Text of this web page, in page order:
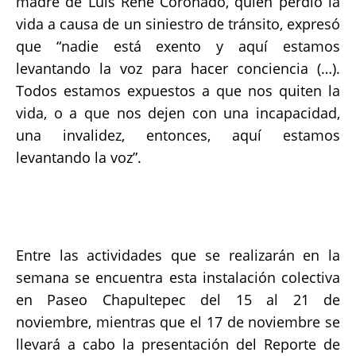
vida a causa de un siniestro de tránsito, expresó
que “nadie está exento y aquí estamos
levantando la voz para hacer conciencia (…).
Todos estamos expuestos a que nos quiten la
vida, o a que nos dejen con una incapacidad,
una invalidez, entonces, aquí estamos
levantando la voz”.
Entre las actividades que se realizarán en la
semana se encuentra esta instalación colectiva
en Paseo Chapultepec del 15 al 21 de
noviembre, mientras que el 17 de noviembre se
llevará a cabo la presentación del Reporte de